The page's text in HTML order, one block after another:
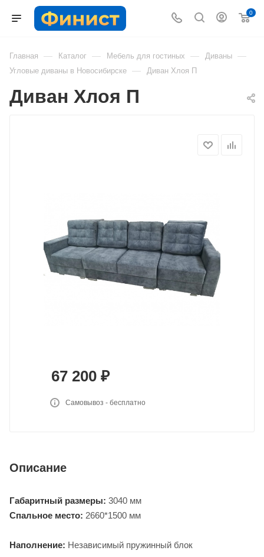
0
Главная — Каталог — Мебель для гостиных — Диваны —
Угловые диваны в Новосибирске — Диван Хлоя П
Диван Хлоя П
67 200 ₽
Самовывоз - бесплатно
Описание
Габаритный размеры: 3040 мм
Спальное место: 2660*1500 мм
Наполнение: Независимый пружинный блок